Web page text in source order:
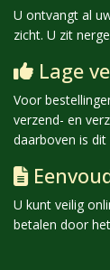
U ontvangt al
zicht. U zit
Lage
Voor
verzend- en
daarboven is dit
U kunt veilig
betalen door